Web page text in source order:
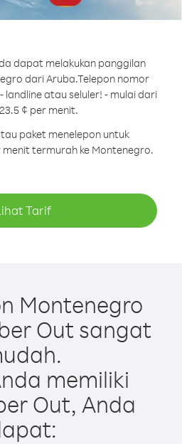
dapat melakukan panggilan
dari Aruba.Telepon nomor
landline atau seluler! - mulai dari
¢ per menit.
paket menelepon untuk
termurah ke Montenegro.
Tarif
Montenegro
Out sangat
memiliki
Out, Anda